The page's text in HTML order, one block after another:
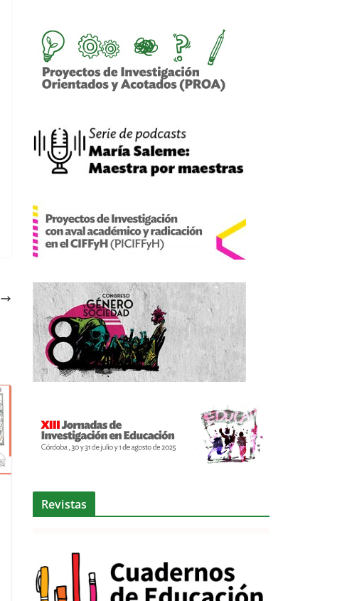
Revistas